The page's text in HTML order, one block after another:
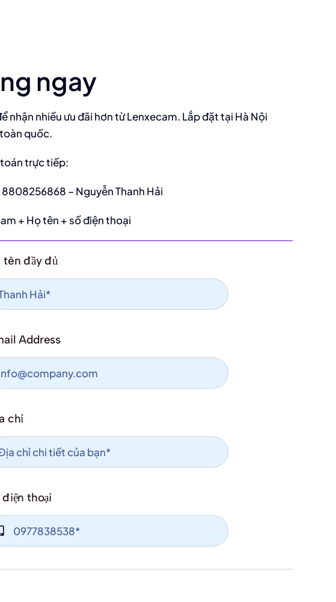
ngay
nhận nhiều ưu đãi hơn từ Lenxecam. Lắp đặt tại Hà Nội
quốc.
trực tiếp:
– Nguyễn Thanh Hải
+ Họ tên + số điện thoại
tên đầy đủ
Address
chỉ
điện thoại